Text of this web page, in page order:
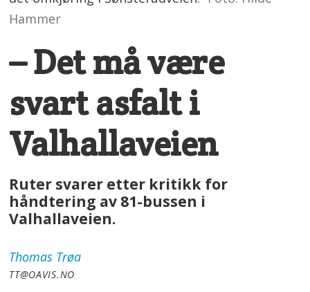
Hammer
– Det må være
svart asfalt i
Valhallaveien
Ruter svarer etter kritikk for
håndtering av 81-bussen i
Valhallaveien.
Thomas Trøa
TT@OAVIS.NO